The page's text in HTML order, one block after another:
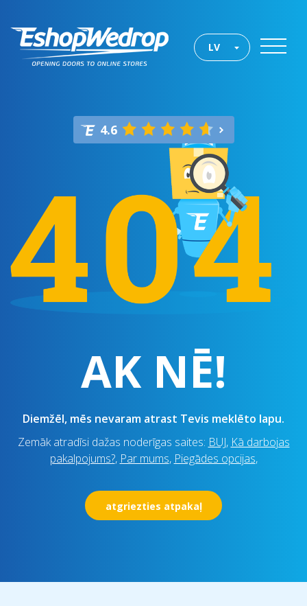
LV
4.6
AK NĒ!
Diemžēl, mēs nevaram atrast Tevis meklēto lapu.
Zemāk atradīsi dažas noderīgas saites: BUJ, Kā darbojas
pakalpojums?, Par mums, Piegādes opcijas,
atgriezties atpakaļ